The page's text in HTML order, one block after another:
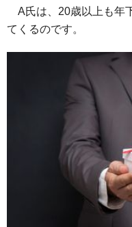
A氏は、20歳以上も年
てくるのです。